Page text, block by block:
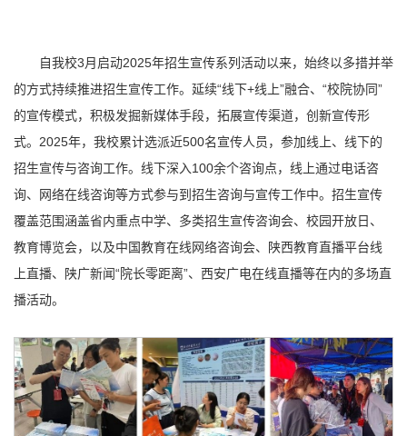
自我校3月启动2025年招生宣传系列活动以来，始终以多措并举
的方式持续推进招生宣传工作。延续“线下+线上”融合、“校院协同”
的宣传模式，积极发掘新媒体手段，拓展宣传渠道，创新宣传形
式。2025年，我校累计选派近500名宣传人员，参加线上、线下的
招生宣传与咨询工作。线下深入100余个咨询点，线上通过电话咨
询、网络在线咨询等方式参与到招生咨询与宣传工作中。招生宣传
覆盖范围涵盖省内重点中学、多类招生宣传咨询会、校园开放日、
教育博览会，以及中国教育在线网络咨询会、陕西教育直播平台线
上直播、陕广新闻“院长零距离”、西安广电在线直播等在内的多场直
播活动。